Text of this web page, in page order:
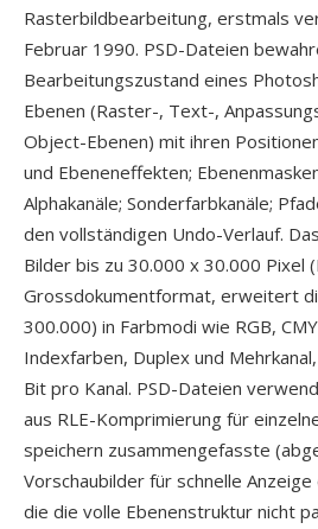
Rasterbildbearbeitung, erstmals
Februar 1990. PSD-Dateien
Bearbeitungszustand eines
Ebenen (Raster-, Text-,
Object-Ebenen) mit ihren
und Ebeneneffekten;
Alphakanäle; Sonderfarbkanäle;
den vollständigen Undo-Verlauf.
Bilder bis zu 30.000 x 30.000 Pixel
Grossdokumentformat, erweitert
300.000) in Farbmodi wie RGB,
Indexfarben, Duplex und
Bit pro Kanal. PSD-Dateien
aus RLE-Komprimierung für
speichern zusammengefasste
Vorschaubilder für schnelle
die die volle Ebenenstruktur nicht